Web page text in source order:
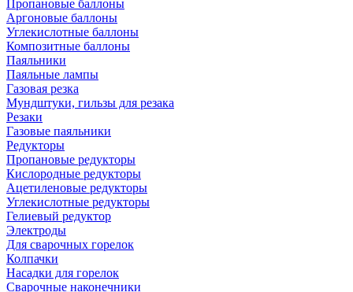
Пропановые баллоны
Аргоновые баллоны
Углекислотные баллоны
Композитные баллоны
Паяльники
Паяльные лампы
Газовая резка
Мундштуки, гильзы для резака
Резаки
Газовые паяльники
Редукторы
Пропановые редукторы
Кислородные редукторы
Ацетиленовые редукторы
Углекислотные редукторы
Гелиевый редуктор
Электроды
Для сварочных горелок
Колпачки
Насадки для горелок
Сварочные наконечники